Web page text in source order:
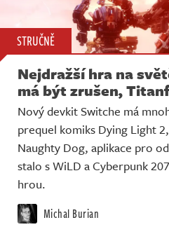
STRUČNĚ
Nejdražší hra na
má být zrušen,
Nový devkit Switche má
prequel komiks Dying Light
Naughty Dog, aplikace pro
stalo s WiLD a Cyberpunk
hrou.
Michal Burian